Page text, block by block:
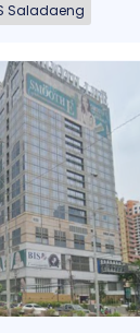
Saladaeng